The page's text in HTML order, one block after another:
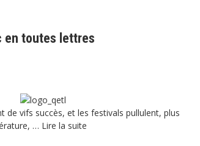
en toutes lettres
vifs succès, et les festivals pullulent, plus
… Lire la suite